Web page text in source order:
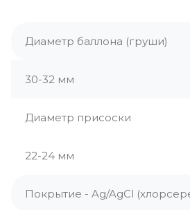
Диаметр баллона (груши)
30-32 мм
Диаметр присоски
22-24 мм
Покрытие - Ag/AgCl